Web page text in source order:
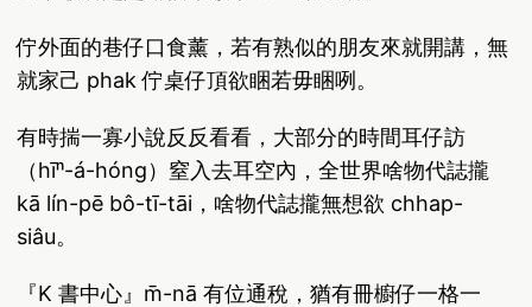
佇外面的巷仔口食薰，若有熟似的朋友來就開講，無
就家己 phak 佇桌仔頂欲睏若毋睏咧。
有時揣一寡小說反反看看，大部分的時間耳仔訪
（hīⁿ-á-hóng）窒入去耳空內，全世界啥物代誌攏
kā lín-pē bô-tī-tāi，啥物代誌攏無想欲 chhap-
siâu。
『K 書中心』m̄-nā 有位通稅，猶有冊櫥仔一格一